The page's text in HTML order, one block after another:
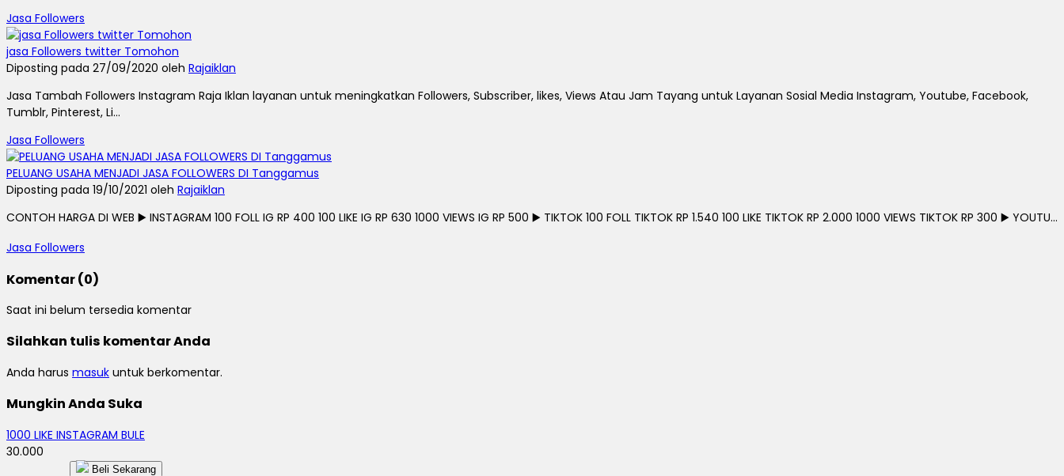
Jasa Followers
jasa Followers twitter Tomohon
Diposting pada 27/09/2020 oleh Rajaiklan
Jasa Tambah Followers Instagram Raja Iklan layanan untuk meningkatkan Followers, Subscriber, likes, Views Atau Jam Tayang untuk Layanan Sosial Media Instagram, Youtube, Facebook,
Tumblr, Pinterest, Li...
Jasa Followers
PELUANG USAHA MENJADI JASA FOLLOWERS DI Tanggamus
Diposting pada 19/10/2021 oleh Rajaiklan
CONTOH HARGA DI WEB ▶️ INSTAGRAM 100 FOLL IG RP 400 100 LIKE IG RP 630 1000 VIEWS IG RP 500 ▶️ TIKTOK 100 FOLL TIKTOK RP 1.540 100 LIKE TIKTOK RP 2.000 1000 VIEWS TIKTOK RP 300 ▶️ YOUTU...
Jasa Followers
Komentar (0)
Saat ini belum tersedia komentar
Silahkan tulis komentar Anda
Anda harus masuk untuk berkomentar.
Mungkin Anda Suka
1000 LIKE INSTAGRAM BULE
30.000
Beli Sekarang